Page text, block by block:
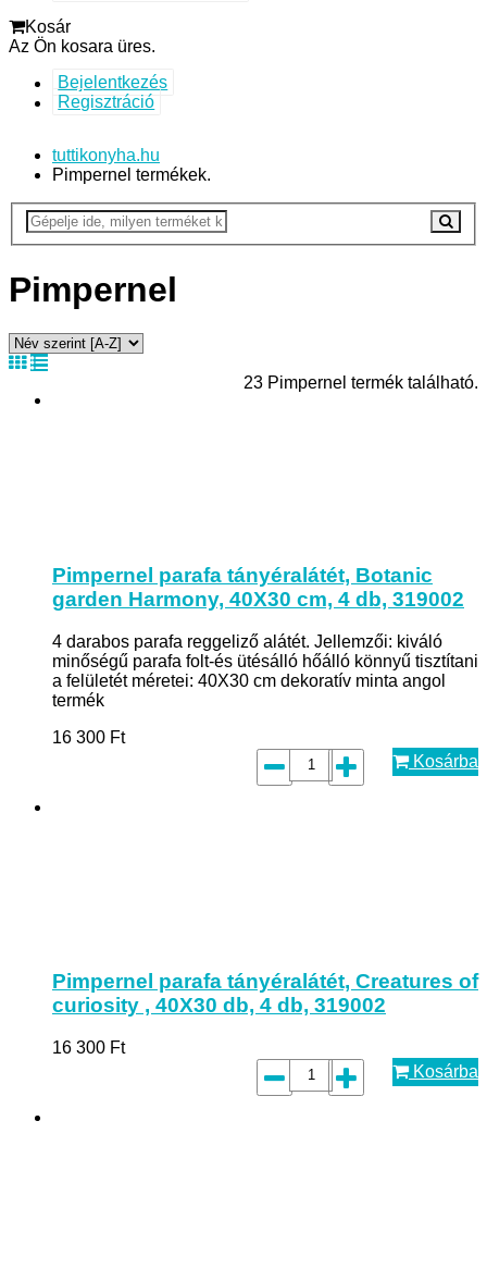
Kosár
Az Ön kosara üres.
Bejelentkezés
Regisztráció
tuttikonyha.hu
Pimpernel termékek.
Pimpernel
23 Pimpernel termék található.
Pimpernel parafa tányéralátét, Botanic
garden Harmony, 40X30 cm, 4 db, 319002
4 darabos parafa reggeliző alátét. Jellemzői: kiváló
minőségű parafa folt-és ütésálló hőálló könnyű tisztítani
a felületét méretei: 40X30 cm dekoratív minta angol
termék
16 300 Ft
Kosárba
Pimpernel parafa tányéralátét, Creatures of
curiosity , 40X30 db, 4 db, 319002
16 300 Ft
Kosárba